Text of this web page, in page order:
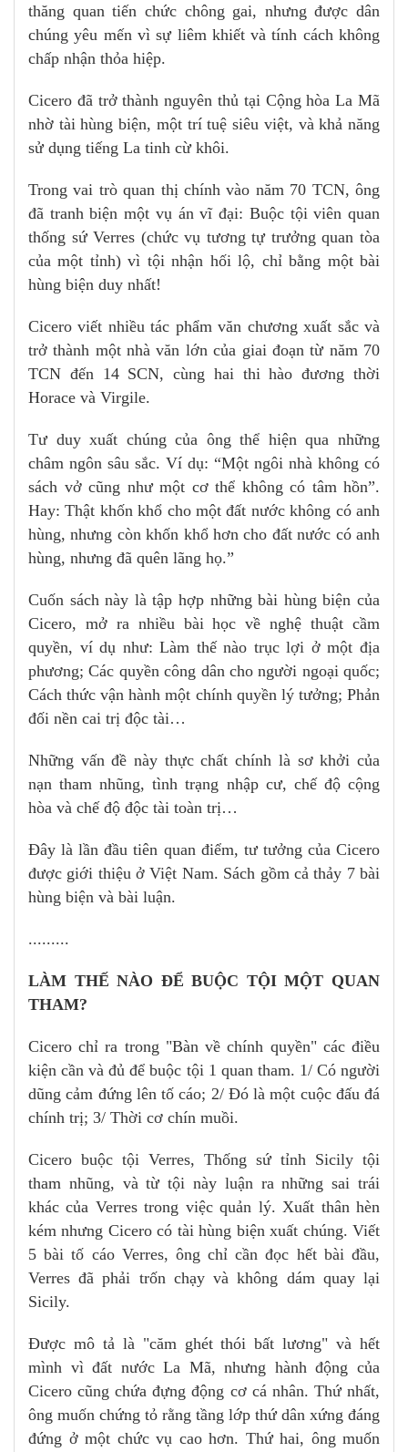
thăng quan tiến chức chông gai, nhưng được dân
chúng yêu mến vì sự liêm khiết và tính cách không
chấp nhận thỏa hiệp.
Cicero đã trở thành nguyên thủ tại Cộng hòa La Mã
nhờ tài hùng biện, một trí tuệ siêu việt, và khả năng
sử dụng tiếng La tinh cừ khôi.
Trong vai trò quan thị chính vào năm 70 TCN, ông
đã tranh biện một vụ án vĩ đại: Buộc tội viên quan
thống sứ Verres (chức vụ tương tự trưởng quan tòa
của một tỉnh) vì tội nhận hối lộ, chỉ bằng một bài
hùng biện duy nhất!
Cicero viết nhiều tác phẩm văn chương xuất sắc và
trở thành một nhà văn lớn của giai đoạn từ năm 70
TCN đến 14 SCN, cùng hai thi hào đương thời
Horace và Virgile.
Tư duy xuất chúng của ông thể hiện qua những
châm ngôn sâu sắc. Ví dụ: “Một ngôi nhà không có
sách vở cũng như một cơ thể không có tâm hồn”.
Hay: Thật khốn khổ cho một đất nước không có anh
hùng, nhưng còn khốn khổ hơn cho đất nước có anh
hùng, nhưng đã quên lãng họ.”
Cuốn sách này là tập hợp những bài hùng biện của
Cicero, mở ra nhiều bài học về nghệ thuật cầm
quyền, ví dụ như: Làm thế nào trục lợi ở một địa
phương; Các quyền công dân cho người ngoại quốc;
Cách thức vận hành một chính quyền lý tưởng; Phản
đối nền cai trị độc tài…
Những vấn đề này thực chất chính là sơ khởi của
nạn tham nhũng, tình trạng nhập cư, chế độ cộng
hòa và chế độ độc tài toàn trị…
Đây là lần đầu tiên quan điểm, tư tưởng của Cicero
được giới thiệu ở Việt Nam. Sách gồm cả thảy 7 bài
hùng biện và bài luận.
.........
LÀM THẾ NÀO ĐỂ BUỘC TỘI MỘT QUAN
THAM?
Cicero chỉ ra trong "Bàn về chính quyền" các điều
kiện cần và đủ để buộc tội 1 quan tham. 1/ Có người
dũng cảm đứng lên tố cáo; 2/ Đó là một cuộc đấu đá
chính trị; 3/ Thời cơ chín muồi.
Cicero buộc tội Verres, Thống sứ tỉnh Sicily tội
tham nhũng, và từ tội này luận ra những sai trái
khác của Verres trong việc quản lý. Xuất thân hèn
kém nhưng Cicero có tài hùng biện xuất chúng. Viết
5 bài tố cáo Verres, ông chỉ cần đọc hết bài đầu,
Verres đã phải trốn chạy và không dám quay lại
Sicily.
Được mô tả là "căm ghét thói bất lương" và hết
mình vì đất nước La Mã, nhưng hành động của
Cicero cũng chứa đựng động cơ cá nhân. Thứ nhất,
ông muốn chứng tỏ rằng tầng lớp thứ dân xứng đáng
đứng ở một chức vụ cao hơn. Thứ hai, ông muốn